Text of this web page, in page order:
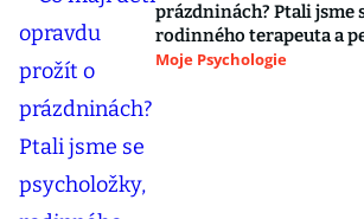
prázdninách? Ptali jsme
rodinného terapeuta a
Moje Psychologie